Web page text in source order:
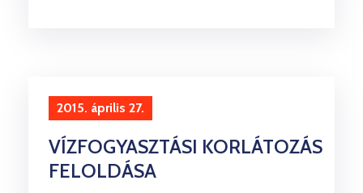
2015. április 27.
VÍZFOGYASZTÁSI KORLÁTOZÁS
FELOLDÁSA